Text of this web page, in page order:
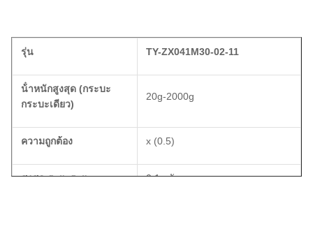
รุ่น TY-ZX041M30-02-11
น้ําหนักสูงสุด (กระบะ
กระบะเดียว)
20g-2000g
ความถูกต้อง x (0.5)
สูงสุด ระยะระยะ 0.1 กรัม